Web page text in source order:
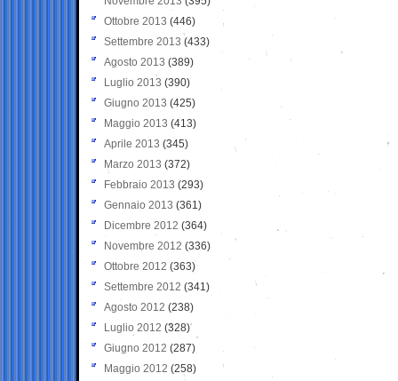
Ottobre 2013 (446)
Settembre 2013 (433)
Agosto 2013 (389)
Luglio 2013 (390)
Giugno 2013 (425)
Maggio 2013 (413)
Aprile 2013 (345)
Marzo 2013 (372)
Febbraio 2013 (293)
Gennaio 2013 (361)
Dicembre 2012 (364)
Novembre 2012 (336)
Ottobre 2012 (363)
Settembre 2012 (341)
Agosto 2012 (238)
Luglio 2012 (328)
Giugno 2012 (287)
Maggio 2012 (258)